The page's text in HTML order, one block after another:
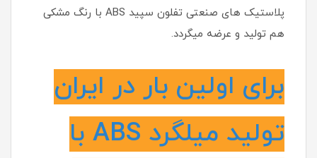
پلاستیک های صنعتی تفلون سپید ABS با رنگ مشکی
هم تولید و عرضه میگردد.
برای اولین بار در ایران
تولید میلگرد ABS با